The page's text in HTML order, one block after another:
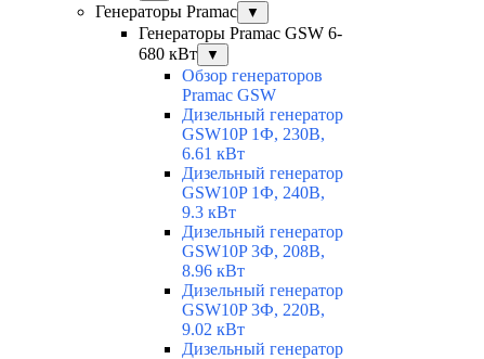
Генераторы Pramac ▼
Генераторы Pramac GSW 6-
680 кВт
▼
Обзор генераторов
Pramac GSW
Дизельный генератор
GSW10P 1Ф, 230В,
6.61 кВт
Дизельный генератор
GSW10P 1Ф, 240В,
9.3 кВт
Дизельный генератор
GSW10P 3Ф, 208В,
8.96 кВт
Дизельный генератор
GSW10P 3Ф, 220В,
9.02 кВт
Дизельный генератор